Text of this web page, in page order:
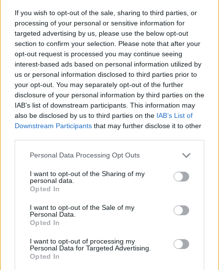
If you wish to opt-out of the sale, sharing to third parties, or
processing of your personal or sensitive information for
targeted advertising by us, please use the below opt-out
section to confirm your selection. Please note that after your
opt-out request is processed you may continue seeing
interest-based ads based on personal information utilized by
us or personal information disclosed to third parties prior to
your opt-out. You may separately opt-out of the further
disclosure of your personal information by third parties on the
IAB’s list of downstream participants. This information may
also be disclosed by us to third parties on the IAB’s List of
Downstream Participants that may further disclose it to other
Personal Data Processing Opt Outs
I want to opt-out of the Sharing of my
personal data.
Opted In
I want to opt-out of the Sale of my
Personal Data.
Opted In
I want to opt-out of processing my
Personal Data for Targeted Advertising.
Opted In
ΔΕΙΤΕ ΕΠΙΣΗΣ
ΣΤΗΝ ΙΔΙΑ ΚΑΤΗΓΟΡΙΑ
Ξέχνα τα μουσεία: Οι τουρίστες
τρέχουν πλέον εδώ
ΣΉΜΕΡΑ
Και υπάρχει λόγος
Έγραψε ιστορία με την πένα
της: Η δημοσιογράφος που
άλλαξε τον ρόλο των γυναικών
Η δημοσιογράφος που αψήφησε την
Η έρευνα που ανατρέπει όσα